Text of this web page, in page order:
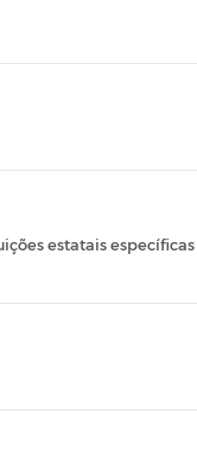
estatais específicas